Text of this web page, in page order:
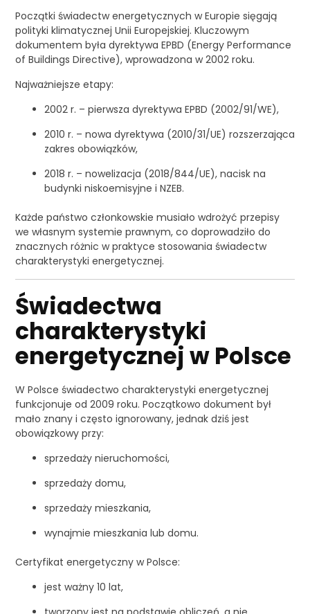
Początki świadectw energetycznych w Europie sięgają
polityki klimatycznej Unii Europejskiej. Kluczowym
dokumentem była dyrektywa EPBD (Energy Performance
of Buildings Directive), wprowadzona w 2002 roku.
Najważniejsze etapy:
2002 r. – pierwsza dyrektywa EPBD (2002/91/WE),
2010 r. – nowa dyrektywa (2010/31/UE) rozszerzająca
zakres obowiązków,
2018 r. – nowelizacja (2018/844/UE), nacisk na
budynki niskoemisyjne i NZEB.
Każde państwo członkowskie musiało wdrożyć przepisy
we własnym systemie prawnym, co doprowadziło do
znacznych różnic w praktyce stosowania świadectw
charakterystyki energetycznej.
Świadectwa
charakterystyki
energetycznej w Polsce
W Polsce świadectwo charakterystyki energetycznej
funkcjonuje od 2009 roku. Początkowo dokument był
mało znany i często ignorowany, jednak dziś jest
obowiązkowy przy:
sprzedaży nieruchomości,
sprzedaży domu,
sprzedaży mieszkania,
wynajmie mieszkania lub domu.
Certyfikat energetyczny w Polsce:
jest ważny 10 lat,